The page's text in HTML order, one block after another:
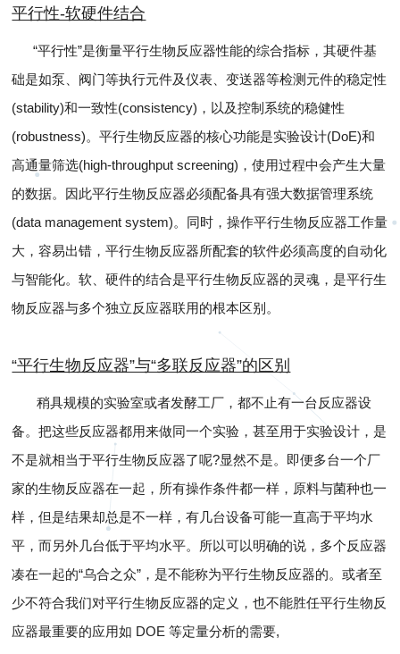
平行性-软硬件结合
“平行性”是衡量平行生物反应器性能的综合指标，其硬件基
础是如泵、阀门等执行元件及仪表、变送器等检测元件的稳定性
(stability)和一致性(consistency)，以及控制系统的稳健性
(robustness)。平行生物反应器的核心功能是实验设计(DoE)和
高通量筛选(high-throughput screening)，使用过程中会产生大量
的数据。因此平行生物反应器必须配备具有强大数据管理系统
(data management system)。同时，操作平行生物反应器工作量
大，容易出错，平行生物反应器所配套的软件必须高度的自动化
与智能化。软、硬件的结合是平行生物反应器的灵魂，是平行生
物反应器与多个独立反应器联用的根本区别。
“平行生物反应器”与“多联反应器”的区别
稍具规模的实验室或者发酵工厂，都不止有一台反应器设
备。把这些反应器都用来做同一个实验，甚至用于实验设计，是
不是就相当于平行生物反应器了呢?显然不是。即便多台一个厂
家的生物反应器在一起，所有操作条件都一样，原料与菌种也一
样，但是结果却总是不一样，有几台设备可能一直高于平均水
平，而另外几台低于平均水平。所以可以明确的说，多个反应器
凑在一起的“乌合之众”，是不能称为平行生物反应器的。或者至
少不符合我们对平行生物反应器的定义，也不能胜任平行生物反
应器最重要的应用如 DOE 等定量分析的需要,